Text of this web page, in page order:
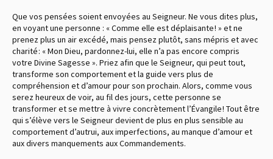
Que vos pensées soient envoyées au Seigneur. Ne vous dites plus,
en voyant une personne : « Comme elle est déplaisante ! » et ne
prenez plus un air excédé, mais pensez plutôt, sans mépris et avec
charité : « Mon Dieu, pardonnez-lui, elle n’a pas encore compris
votre Divine Sagesse ». Priez afin que le Seigneur, qui peut tout,
transforme son comportement et la guide vers plus de
compréhension et d’amour pour son prochain. Alors, comme vous
serez heureux de voir, au fil des jours, cette personne se
transformer et se mettre à vivre concrètement l’Évangile ! Tout être
qui s’élève vers le Seigneur devient de plus en plus sensible au
comportement d’autrui, aux imperfections, au manque d’amour et
aux divers manquements aux Commandements.